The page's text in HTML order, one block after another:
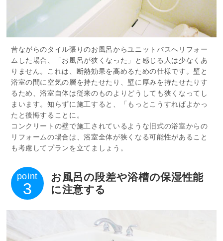
昔ながらのタイル張りのお風呂からユニットバスへリフォー
ムした場合、「お風呂が狭くなった」と感じる人は少なくあ
りません。これは、断熱効果を高めるための仕様です。壁と
浴室の間に空気の層を持たせたり、壁に厚みを持たせたりす
るため、浴室自体は従来のものよりどうしても狭くなってし
まいます。知らずに施工すると、「もっとこうすればよかっ
たと後悔することに。
コンクリートの壁で施工されているような旧式の浴室からの
リフォームの場合は、浴室全体が狭くなる可能性があること
も考慮してプランを立てましょう。
point
3
お風呂の段差や浴槽の保湿性能
に注意する